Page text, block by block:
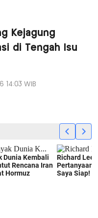
Kejagung
di Tengah Isu
WIB